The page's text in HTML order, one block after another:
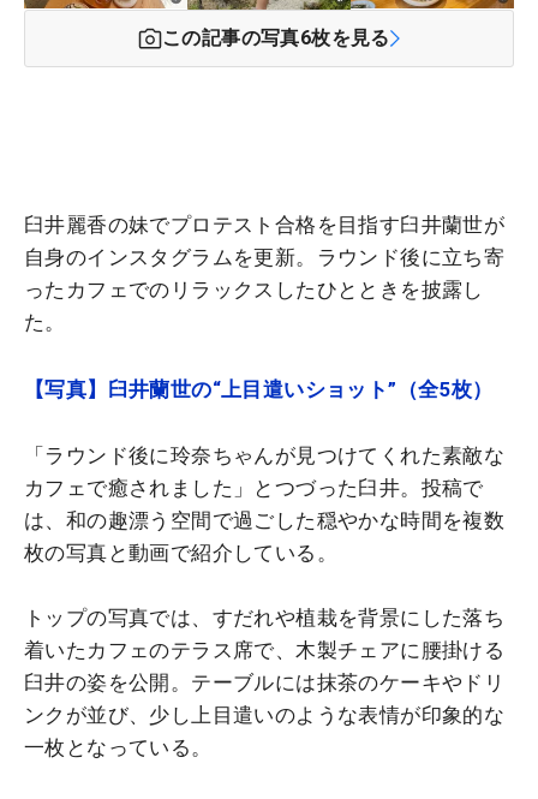
この記事の写真6枚を見る
臼井麗香の妹でプロテスト合格を目指す臼井蘭世が
自身のインスタグラムを更新。ラウンド後に立ち寄
ったカフェでのリラックスしたひとときを披露し
た。
【写真】臼井蘭世の“上目遣いショット”（全5枚）
「ラウンド後に玲奈ちゃんが見つけてくれた素敵な
カフェで癒されました」とつづった臼井。投稿で
は、和の趣漂う空間で過ごした穏やかな時間を複数
枚の写真と動画で紹介している。
トップの写真では、すだれや植栽を背景にした落ち
着いたカフェのテラス席で、木製チェアに腰掛ける
臼井の姿を公開。テーブルには抹茶のケーキやドリ
ンクが並び、少し上目遣いのような表情が印象的な
一枚となっている。